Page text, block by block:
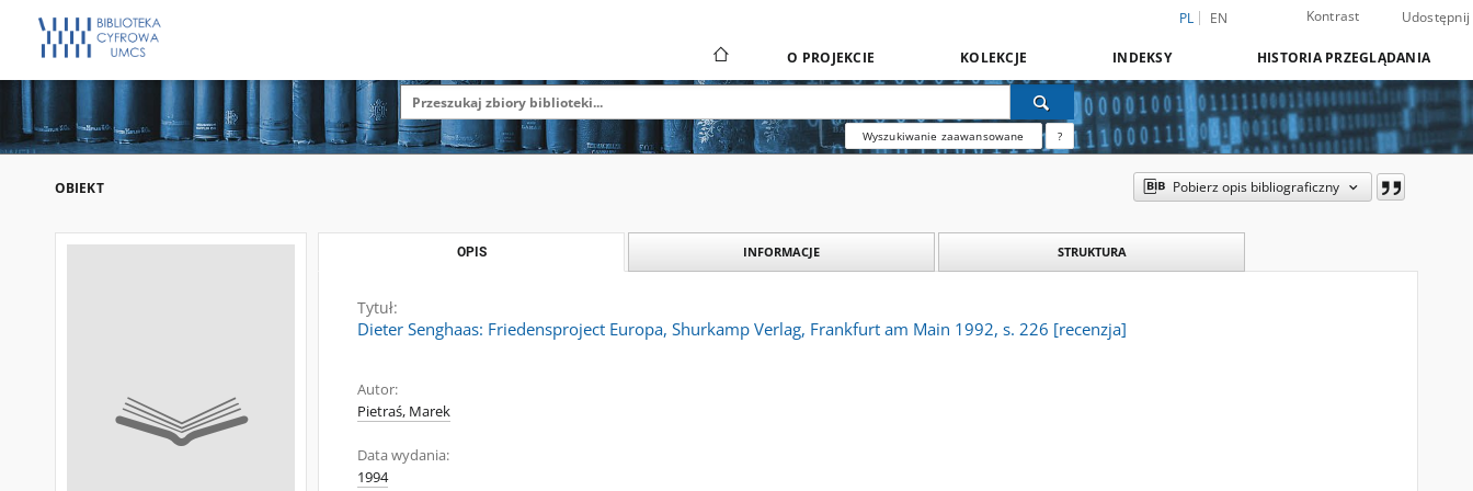
PL EN Kontrast Udostępnij
O PROJEKCIE KOLEKCJE INDEKSY HISTORIA PRZEGLĄDANIA
Wyszukiwanie zaawansowane ?
OBIEKT Pobierz opis bibliograficzny
OPIS INFORMACJE STRUKTURA
Tytuł:
Dieter Senghaas: Friedensproject Europa, Shurkamp Verlag, Frankfurt am Main 1992, s. 226 [recenzja]
Autor:
Pietraś, Marek
Data wydania:
1994